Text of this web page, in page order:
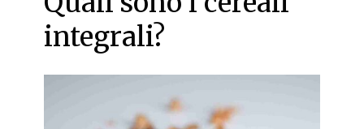
integrali?